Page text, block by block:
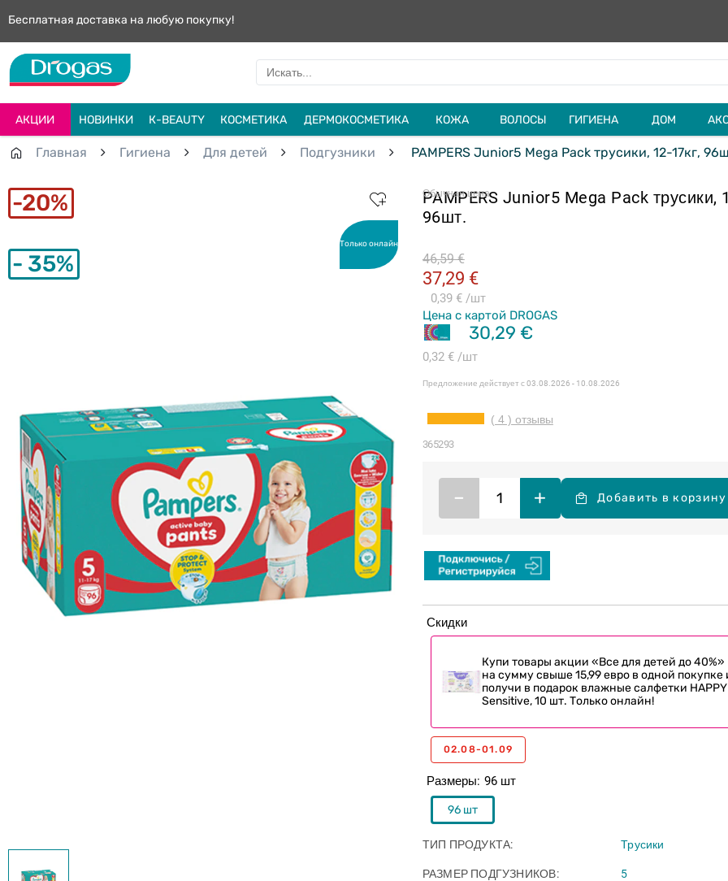
Бесплатная доставка на любую покупку!
АКЦИИ НОВИНКИ К-BEAUTY КОСМЕТИКА ДЕРМОКОСМЕТИКА КОЖА ВОЛОСЫ ГИГИЕНА ДОМ
Главная Гигиена Для детей Подгузники PAMPERS Junior5 Mega Pack трусики, 12-17кг,
20%
35%
Только онлайн
PAMPERS Junior5 Mega Pack трусики,
96шт.
Обычная цена
37,29 €
0,39 € шт
46,59 €
30,29 €
0,32 € шт
Цена с картой DROGAS
Предложение действует с03.08.2026 - 10.08.2026
( 4 ) отзывы
365293
Размеры 96 шт
96 шт
– + Добавить в корзину
Скидки
Купи товары акции «Все для детей до 40%»
на сумму свыше 15,99 евро в одной покупке
получи в подарок влажные салфетки HAPPY
Sensitive, 10 шт. Только онлайн!
02.08-01.09
ТИП ПРОДУКТА Трусики
РАЗМЕР ПОДГУЗНИКОВ 5